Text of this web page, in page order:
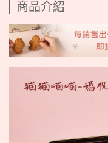
商品介紹